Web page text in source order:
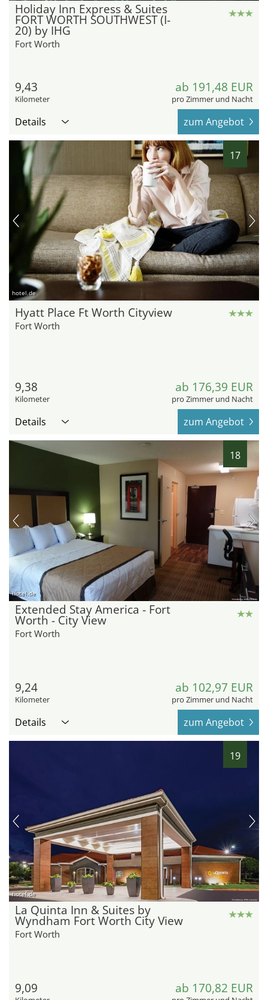
Holiday Inn Express & Suites
FORT WORTH SOUTHWEST (I-
20) by IHG
Fort Worth
9,43
Kilometer
ab 191,48 EUR
pro Zimmer und Nacht
Details zum Angebot
17
hotel.de
Hyatt Place Ft Worth Cityview
Fort Worth
9,38
Kilometer
ab 176,39 EUR
pro Zimmer und Nacht
Details zum Angebot
18
hotel.de
Extended Stay America - Fort
Worth - City View
Fort Worth
9,24
Kilometer
ab 102,97 EUR
pro Zimmer und Nacht
Details zum Angebot
19
hotel.de
La Quinta Inn & Suites by
Wyndham Fort Worth City View
Fort Worth
9,09 ab 170,82 EUR